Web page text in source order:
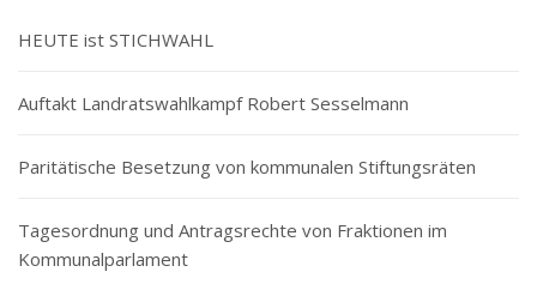
HEUTE ist STICHWAHL
Auftakt Landratswahlkampf Robert Sesselmann
Paritätische Besetzung von kommunalen Stiftungsräten
Tagesordnung und Antragsrechte von Fraktionen im
Kommunalparlament